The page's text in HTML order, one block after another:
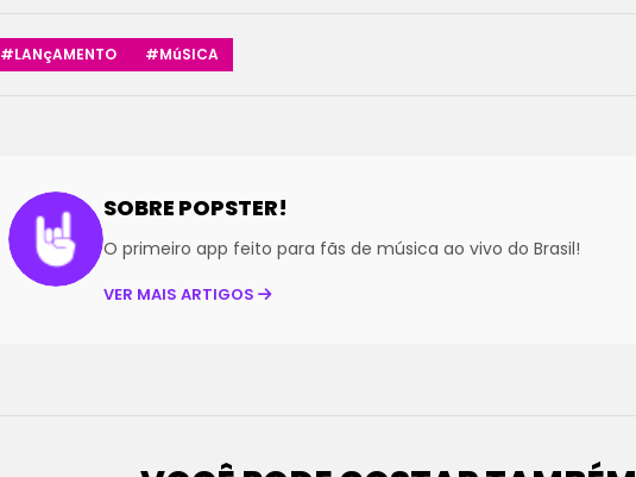
#LANçAMENTO #MúSICA
SOBRE POPSTER!
O primeiro app feito para fãs de música ao vivo do Brasil!
VER MAIS ARTIGOS